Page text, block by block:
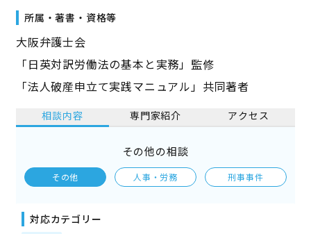
所属・著書・資格等
大阪弁護士会
「日英対訳労働法の基本と実務」監修
「法人破産申立て実践マニュアル」共同著者
相談内容 専門家紹介 アクセス
その他の相談
その他 人事・労務 刑事事件
対応カテゴリー